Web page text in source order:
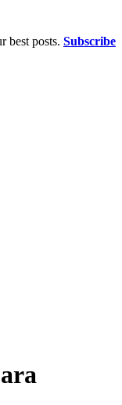
best posts. Subscribe